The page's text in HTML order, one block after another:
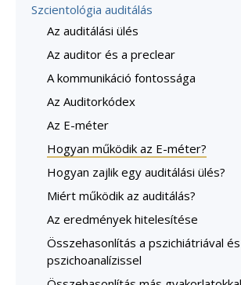
Szcientológia auditálás
Az auditálási ülés
Az auditor és a preclear
A kommunikáció fontossága
Az Auditorkódex
Az E-méter
Hogyan működik az E-méter?
Hogyan zajlik egy auditálási ülés?
Miért működik az auditálás?
Az eredmények hitelesítése
Összehasonlítás a pszichiátriával
pszichoanalízissel